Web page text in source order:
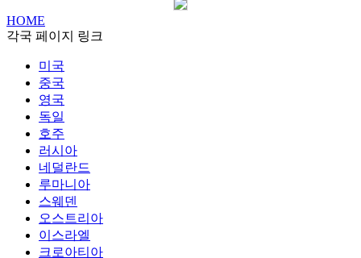
HOME
각국 페이지 링크
미국
중국
영국
독일
호주
러시아
네덜란드
루마니아
스웨덴
오스트리아
이스라엘
크로아티아